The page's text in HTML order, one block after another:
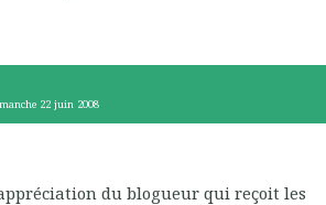
22 juin 2008
du blogueur qui reçoit les